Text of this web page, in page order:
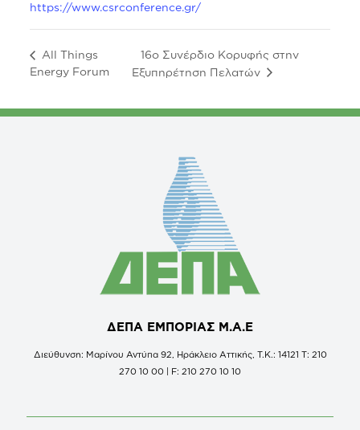
https://www.csrconference.gr/
All Things
Energy Forum
16o Συνέρδιο Κορυφής στην
Εξυπηρέτηση Πελατών
ΔΕΠΑ ΕΜΠΟΡΙΑΣ Μ.Α.Ε
Διεύθυνση: Μαρίνου Αντύπα 92, Ηράκλειο Αττικής, Τ.Κ.: 14121 Τ: 210
270 10 00 | F: 210 270 10 10